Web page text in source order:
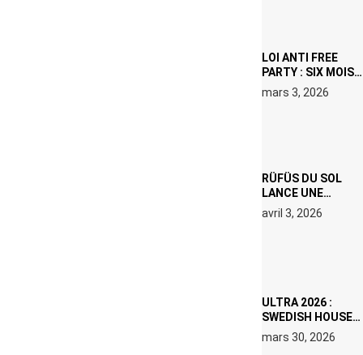
LOI ANTI FREE
PARTY : SIX MOIS
DE PRISON ET 5
000 € D’AMENDE
mars 3, 2026
RÜFÜS DU SOL
LANCE UNE
RÉSIDENCE DJ
SET DE QUATRE
avril 3, 2026
ULTRA 2026 :
SWEDISH HOUSE
MAFIA RETROUVE
ERIC PRYDZ DANS
mars 30, 2026